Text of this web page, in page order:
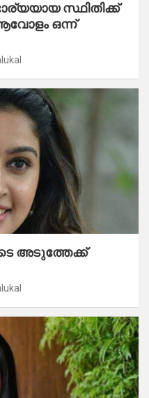
സ്ഥിതിക്ക്
ഒന്ന്
അടുത്തേക്ക്